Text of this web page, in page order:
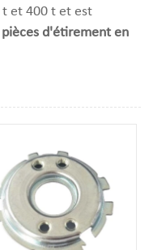
et 400 t et est
pièces d'étirement en